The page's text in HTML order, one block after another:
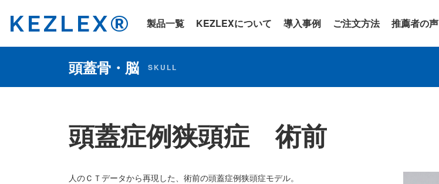
KEZLEX® 製品一覧 KEZLEXについて 導入事例 ご注文方法 推薦者の声
頭蓋骨・脳 SKULL
頭蓋症例狭頭症 術前
人のＣＴデータから再現した、術前の頭蓋症例狭頭症モデル。